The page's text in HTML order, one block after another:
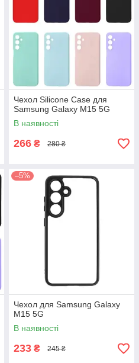
Чехол Silicone Case для
Samsung Galaxy M15 5G
В наявності
266 ₴ 280 ₴
–5%
Чехол для Samsung Galaxy
M15 5G
В наявності
233 ₴ 245 ₴